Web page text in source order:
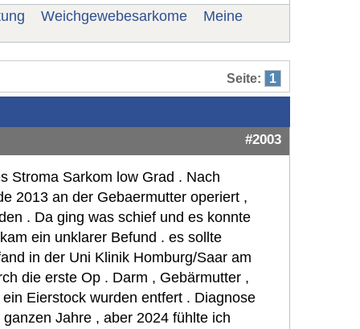
Weichgewebesarkome Meine
Seite: 1
#2003
Stroma Sarkom low Grad . Nach
2013 an der Gebaermutter operiert ,
. Da ging was schief und es konnte
ein unklarer Befund . es sollte
in der Uni Klinik Homburg/Saar am
die erste Op . Darm , Gebärmutter ,
Eierstock wurden entfert . Diagnose
Jahre , aber 2024 fühlte ich